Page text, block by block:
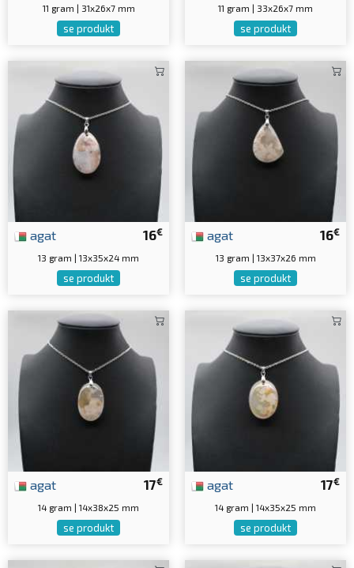
11 gram | 31x26x7 mm
se produkt
11 gram | 33x26x7 mm
se produkt
16€
agat
13 gram | 13x35x24 mm
se produkt
16€
agat
13 gram | 13x37x26 mm
se produkt
17€
agat
14 gram | 14x38x25 mm
se produkt
17€
agat
14 gram | 14x35x25 mm
se produkt